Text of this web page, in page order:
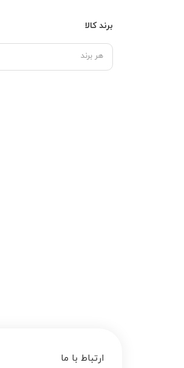
برند کالا
هر برند
ارتباط با ما